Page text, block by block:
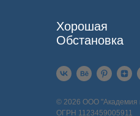
Хорошая
Обстановка
© 2026 ООО "Академия
ОГРН 1123459005911